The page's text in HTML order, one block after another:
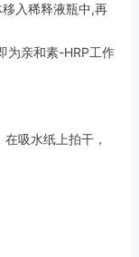
入稀释液瓶中,再
为亲和素-HRP工作
吸水纸上拍干，